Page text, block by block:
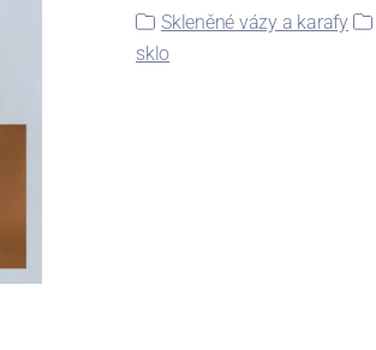
Skleněné vázy a karafy
sklo